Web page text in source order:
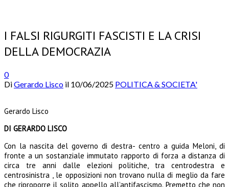
I FALSI RIGURGITI FASCISTI E LA CRISI
DELLA DEMOCRAZIA
0
DiGerardo Lisco il 10/06/2025 POLITICA & SOCIETA'
Gerardo Lisco
DI GERARDO LISCO
Con la nascita del governo di destra- centro a guida Meloni, di
fronte a un sostanziale immutato rapporto di forza a distanza di
circa tre anni dalle elezioni politiche, tra centrodestra e
centrosinistra , le opposizioni non trovano nulla di meglio da fare
che riproporre il solito appello all’antifascismo. Premetto che non